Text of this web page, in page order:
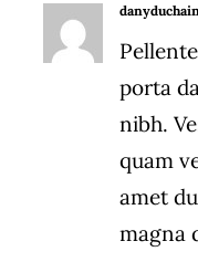
porta
nibh.
quam
amet
magna